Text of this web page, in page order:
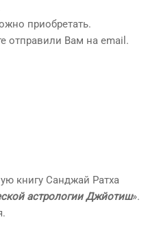
приобретать.
отправили Вам на email.
книгу Санджай Ратха
астрологии Джйотиш».